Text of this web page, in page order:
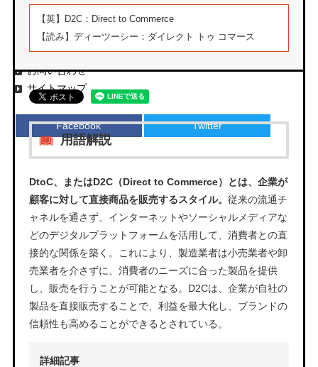
エムタメについて
運営会社
プライバシーポリシー
お問い合わせ
サイトマップ
Facebook Twitter
【英】
D2C：Direct to Commerce
【読み】 ディーツーシー：ダイレクト トゥ コマース
用語解説
DtoC、またはD2C（Direct to Commerce）とは、企業が
顧客に対して直接商品を販売するスタイル。 従来の流通チ
ャネルを通さず、インターネットやソーシャルメディアな
どのデジタルプラットフォームを活用して、消費者との直
接的な関係を築く。これにより、製造業者は小売業者や卸
売業者を介さずに、消費者のニーズに合った製品を提供
し、販売を行うことが可能となる。D2Cは、企業が自社の
製品を直接販売することで、利益を最大化し、ブランドの
信頼性も高めることができるとされている。
詳細記事